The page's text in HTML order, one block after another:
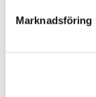
Marknadsföring